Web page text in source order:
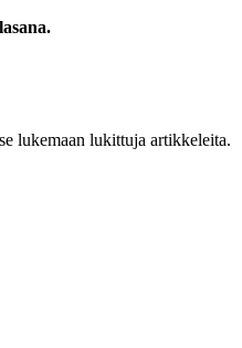
lukemaan lukittuja artikkeleita.